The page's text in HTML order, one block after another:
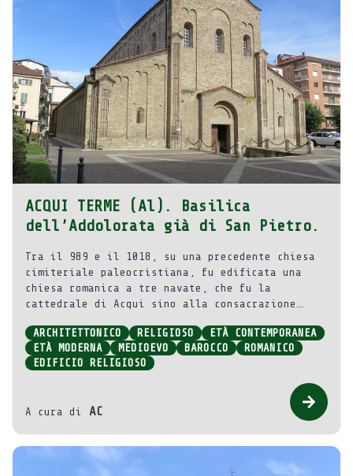
ACQUI TERME (Al). Basilica
dell’Addolorata già di San Pietro.
Tra il 989 e il 1018, su una precedente chiesa
cimiteriale paleocristiana, fu edificata una
chiesa romanica a tre navate, che fu la
cattedrale di Acqui sino alla consacrazione
ARCHITETTONICO
RELIGIOSO
ETÀ CONTEMPORANEA
ETÀ MODERNA
MEDIOEVO BAROCCO
ROMANICO
EDIFICIO RELIGIOSO
A cura di AC